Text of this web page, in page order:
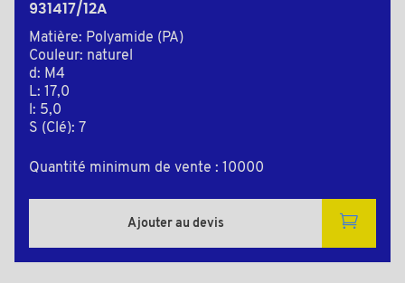
931417/12A
Matière: Polyamide (PA)
Couleur: naturel
d: M4
L: 17,0
l: 5,0
S (Clé): 7
Quantité minimum de vente : 10000
Ajouter au devis